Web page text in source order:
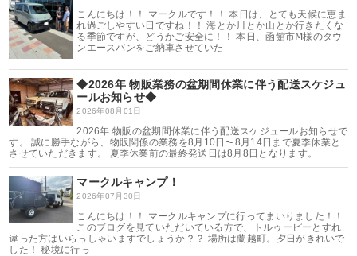
こんにちは！！ マークルです！！ 本日は、とても天候に恵ま
れ過ごしやすい日ですね！！ 海とか川とか山とか行きたくな
る季節ですが、どうかご安全に！！ 本日、函館市Ⅿ様のタウ
ンエースバンをご納車させていた
◆2026年 物販業務の盆期間休業に伴う配送スケジュ
ールお知らせ◆
2026年08月01日
2026年 物販の盆期間休業に伴う配送スケジュールお知らせで
す。 誠に勝手ながら、物販関係の業務を8月10日〜8月14日まで夏季休業と
させていただきます。 夏季休業前の最終発送日は8月8日となります。
マークルキャンプ！
2026年07月30日
こんにちは！！ マークルキャンプに行ってまいりました！！
このブログを見ていただいている方で、トルゥーピーとすれ
違った方はいらっしゃいますでしょうか？？ 場所は蘭越町。夕日がきれいで
した！ 秘境に行っ